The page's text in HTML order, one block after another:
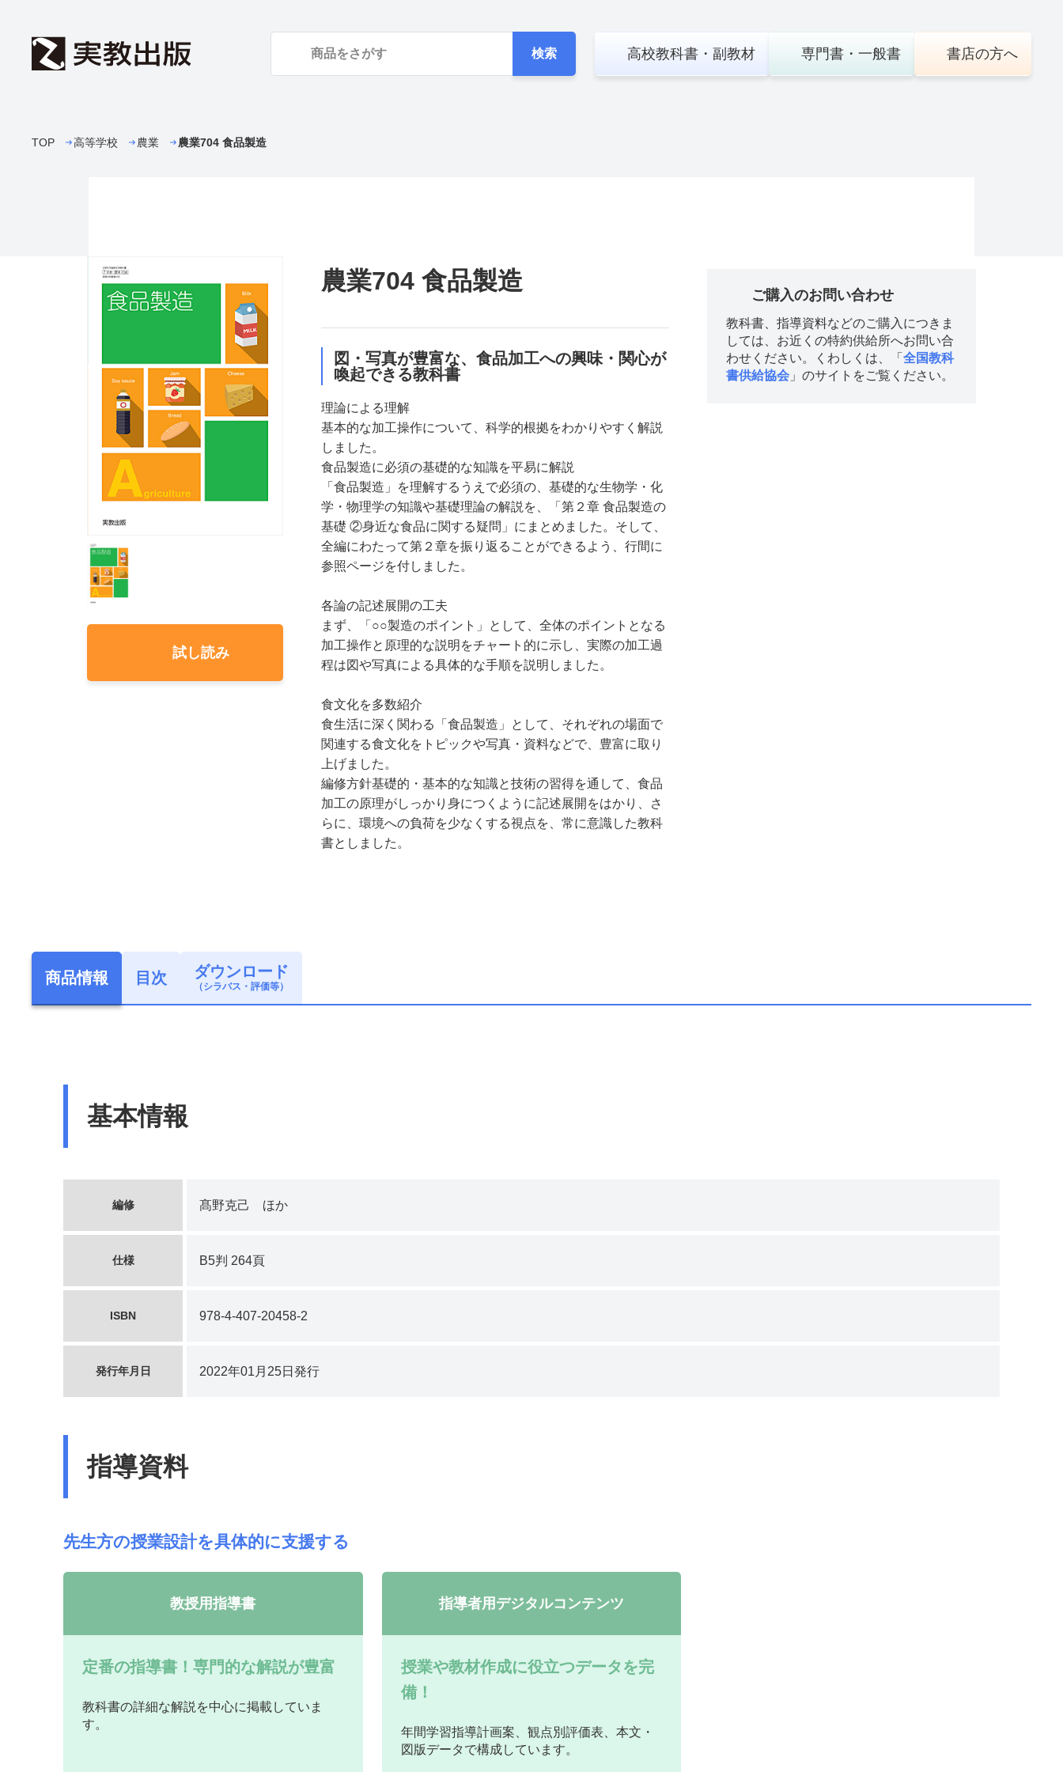
検索 高校教科書・ 副教材 専門書・ 一般書 書店の方へ
TOP 高等学校 農業 農業704 食品製造
試し読み
農業704 食品製造
図・写真が豊富な、食品加工への興味・関心が
喚起できる教科書
理論による理解
基本的な加工操作について、科学的根拠をわかりやすく解説
しました。
食品製造に必須の基礎的な知識を平易に解説
「食品製造」を理解するうえで必須の、基礎的な生物学・化
学・物理学の知識や基礎理論の解説を、「第２章 食品製造の
基礎 ②身近な食品に関する疑問」にまとめました。そして、
全編にわたって第２章を振り返ることができるよう、行間に
参照ページを付しました。
各論の記述展開の工夫
まず、「○○製造のポイント」として、全体のポイントとなる
加工操作と原理的な説明をチャート的に示し、実際の加工過
程は図や写真による具体的な手順を説明しました。
食文化を多数紹介
食生活に深く関わる「食品製造」として、それぞれの場面で
関連する食文化をトピックや写真・資料などで、豊富に取り
上げました。
編修方針基礎的・基本的な知識と技術の習得を通して、食品
加工の原理がしっかり身につくように記述展開をはかり、さ
らに、環境への負荷を少なくする視点を、常に意識した教科
書としました。
ご購入のお問い合わせ
教科書、指導資料などのご購入につきま
しては、お近くの特約供給所へお問い合
わせください。くわしくは、「 全国教科
書供給協会 」のサイトをご覧ください。
商品情報 目次 ダウンロード
（シラバス・評価等）
基本情報
編修 髙野克己 ほか
仕様 B5判 264頁
ISBN 978-4-407-20458-2
発行年月日 2022年01月25日発行
指導資料
先生方の授業設計を具体的に支援する
教授用指導書
定番の指導書！専門的な解説が豊富
教科書の詳細な解説を中心に掲載していま
す。
指導者用デジタルコンテンツ
授業や教材作成に役立つデータを完
備！
年間学習指導計画案、観点別評価表、本文・
図版データで構成しています。